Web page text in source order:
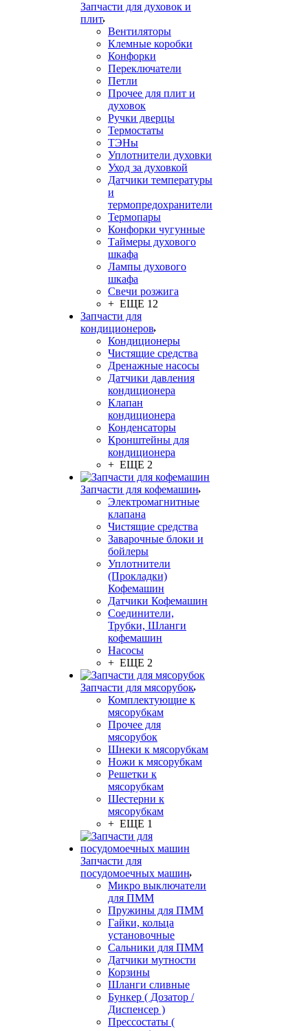
Запчасти для духовок и
плит
Вентиляторы
Клемные коробки
Конфорки
Переключатели
Петли
Прочее для плит и
духовок
Ручки дверцы
Термостаты
ТЭНы
Уплотнители духовки
Уход за духовкой
Датчики температуры
и
термопредохранители
Термопары
Конфорки чугунные
Таймеры духового
шкафа
Лампы духового
шкафа
Свечи розжига
+ ЕЩЕ 12
Запчасти для
кондиционеров
Кондиционеры
Чистящие средства
Дренажные насосы
Датчики давления
кондиционера
Клапан
кондиционера
Конденсаторы
Кронштейны для
кондиционера
+ ЕЩЕ 2
Запчасти для кофемашин
Электромагнитные
клапана
Чистящие средства
Заварочные блоки и
бойлеры
Уплотнители
(Прокладки)
Кофемашин
Датчики Кофемашин
Соединители,
Трубки, Шланги
кофемашин
Насосы
+ ЕЩЕ 2
Запчасти для мясорубок
Комплектующие к
мясорубкам
Прочее для
мясорубок
Шнеки к мясорубкам
Ножи к мясорубкам
Решетки к
мясорубкам
Шестерни к
мясорубкам
+ ЕЩЕ 1
Запчасти для
посудомоечных машин
Микро выключатели
для ПММ
Пружины для ПММ
Гайки, кольца
установочные
Сальники для ПММ
Датчики мутности
Корзины
Шланги сливные
Бункер ( Дозатор /
Диспенсер )
Прессостаты (